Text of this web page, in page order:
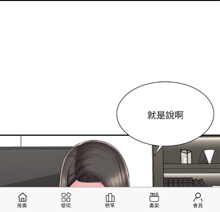
推薦 發現 榜單 書架 會員